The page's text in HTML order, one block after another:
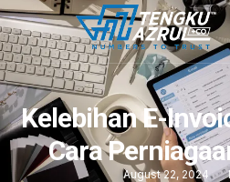
Kelebihan E-
Cara
August 22, 2024